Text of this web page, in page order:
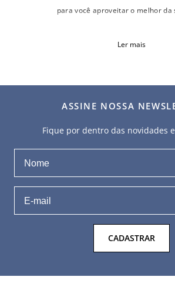
para você aproveitar o melhor da
Ler mais
ASSINE NOSSA
Fique por dentro das novidades
CADASTRAR